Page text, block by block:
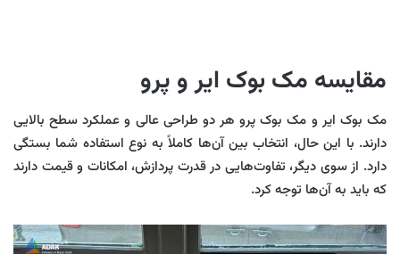
مقایسه مک بوک ایر و پرو
مک بوک ایر و مک بوک پرو هر دو طراحی عالی و عملکرد سطح بالایی
دارند. با این حال، انتخاب بین آن‌ها کاملاً به نوع استفاده شما بستگی
دارد. از سوی دیگر، تفاوت‌هایی در قدرت پردازش، امکانات و قیمت دارند
که باید به آن‌ها توجه کرد.